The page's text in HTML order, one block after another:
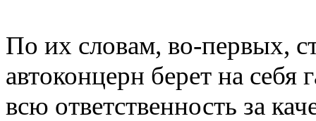
По их словам, во-первых,
автоконцерн берет на себя
всю ответственность за